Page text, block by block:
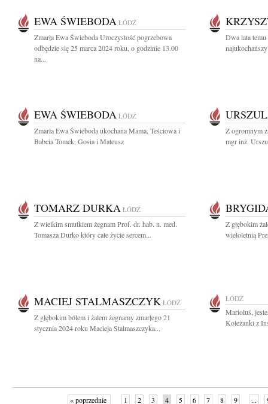
EWA ŚWIEBODA ŁÓDŹ
Zmarła Ewa Świeboda Uroczystość pogrzebowa
odbędzie się 25 marca 2024 roku, o godzinie 13.00
na...
Dwa lata
EWA ŚWIEBODA ŁÓDŹ
Zmarła Ewa Świeboda ukochana Mama, Teściowa i
Babcia Tomek, Gosia i Mateusz
Z ogromnym
mgr inż.
TOMARZ DURKA ŁÓDŹ
Z wielkim smutkiem żegnam Prof. dr. hab. n. med.
Tomasza Durko który całe życie sercem...
Z głębokim
wieloletnią
MACIEJ STALMASZCZYK ŁÓDŹ
Z głębokim bólem i żalem żegnamy zmarłego 21
stycznia 2024 roku Macieja Stalmaszczyka...
ŁÓDŹ
Marioluś,
Koleżanki z
« poprzednie 1 2 3 4 5 6 7 8 9 ...